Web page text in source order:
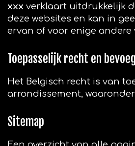
xxx verklaart uitdrukkelijk
deze websites en kan in
ervan of voor enige
Toepasselijk recht en
Het Belgisch recht is van
arrondissement,
Sitemap